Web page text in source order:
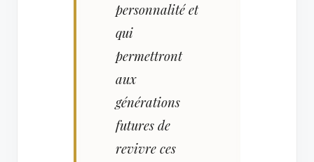
personnalité et
qui
permettront
aux
générations
futures de
revivre ces